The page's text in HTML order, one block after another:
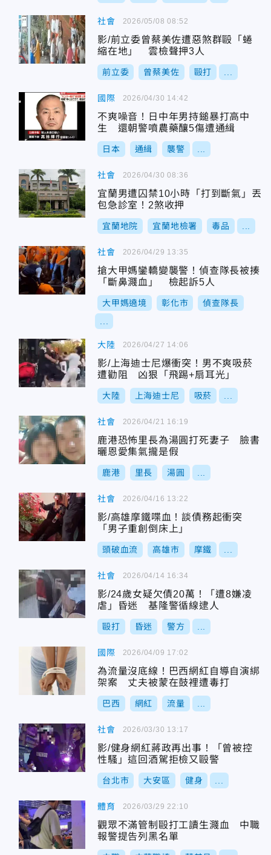
社會
影/前立委曾蔡美佐遭惡煞群毆「蜷
縮在地」 雲檢聲押3人
前立委 曾蔡美佐 毆打
2026/05/08 08:52
國際
不爽噪音！日中年男持鎚暴打高中
生 還朝警噴農藥釀5傷遭通緝
日本 通緝 襲警
2026/04/30 14:42
社會
宜蘭男遭囚禁10小時「打到斷氣」丟
包急診室！2煞收押
宜蘭地院 宜蘭地檢署 毒品
2026/04/30 08:36
社會
搶大甲媽鑾轎變襲警！偵查隊長被揍
「斷鼻濺血」 檢起訴5人
大甲媽遶境 彰化市 偵查隊長
2026/04/29 13:35
大陸
影/上海迪士尼爆衝突！男不爽吸菸
遭勸阻 凶狠「飛踢+扇耳光」
大陸 上海迪士尼 吸菸
2026/04/27 14:06
社會
鹿港恐怖里長為湯圓打死妻子 臉書
曬恩愛集氣攏是假
鹿港 里長 湯圓
2026/04/21 16:19
社會
影/高雄摩鐵喋血！談債務起衝突
「男子重創倒床上」
頭破血流 高雄市 摩鐵
2026/04/16 13:22
社會
影/24歲女疑欠債20萬！「遭8嫌凌
虐」昏迷 基隆警循線逮人
毆打 昏迷 警方
2026/04/14 16:34
國際
為流量沒底線！巴西網紅自導自演綁
架案 丈夫被蒙在鼓裡遭毒打
巴西 網紅 流量
2026/04/09 17:02
社會
影/健身網紅蔣政再出事！「曾被控
性騷」這回酒駕拒檢又毆警
台北市 大安區 健身
2026/03/30 13:17
體育
觀眾不滿管制毆打工讀生濺血 中職
報警提告列黑名單
2026/03/29 22:10